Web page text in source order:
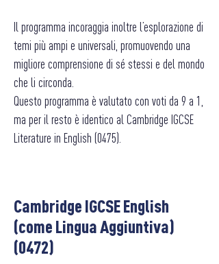
Il programma incoraggia inoltre l’esplorazione di
temi più ampi e universali, promuovendo una
migliore comprensione di sé stessi e del mondo
che li circonda.
Questo programma è valutato con voti da 9 a 1,
ma per il resto è identico al Cambridge IGCSE
Literature in English (0475).
Cambridge IGCSE English
(come Lingua Aggiuntiva)
(0472)